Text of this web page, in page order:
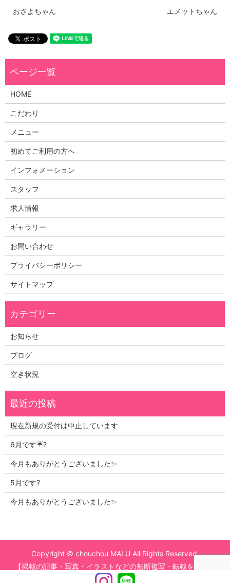
Instagram
おさよちゃん エメットちゃん
HOME
こだわり
メニュー
初めてご利用の方へ
インフォメーション
スタッフ
求人情報
ギャラリー
お問い合わせ
プライバシーポリシー
サイトマップ
お知らせ
ブログ
空き状況
現在新規の受付は中止しています
6月です☔?
今月もありがとうございました✨
5月です?
今月もありがとうございました✨
Copyright © chouchou MALU All Rights Reserved.
【掲載の記事・写真・イラストなどの無断複写・転載を禁じま
す】